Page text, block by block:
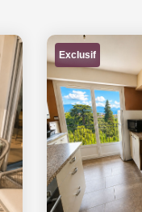
Exclusif